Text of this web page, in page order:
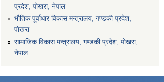
प्रदेश, पोखरा, नेपाल
भौतिक पूर्वाधार विकास मन्त्रालय, गण्डकी प्रदेश,
पाेखरा
सामाजिक विकास मन्त्रालय, गण्डकी प्रदेश, पोखरा,
नेपाल